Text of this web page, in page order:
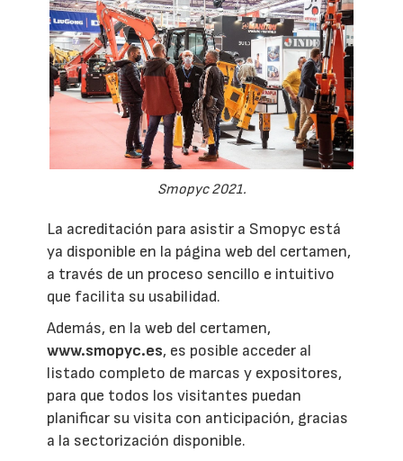
Smopyc 2021.
La acreditación para asistir a Smopyc está
ya disponible en la página web del certamen,
a través de un proceso sencillo e intuitivo
que facilita su usabilidad.
Además, en la web del certamen,
www.smopyc.es, es posible acceder al
listado completo de marcas y expositores,
para que todos los visitantes puedan
planificar su visita con anticipación, gracias
a la sectorización disponible.